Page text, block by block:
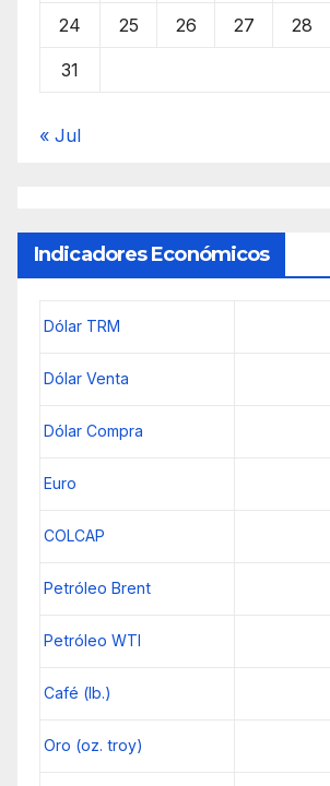
24 25 26 27 28
31
« Jul
Indicadores Económicos
Dólar TRM
Dólar Venta
Dólar Compra
Euro
COLCAP
Petróleo Brent
Petróleo WTI
Café (lb.)
Oro (oz. troy)